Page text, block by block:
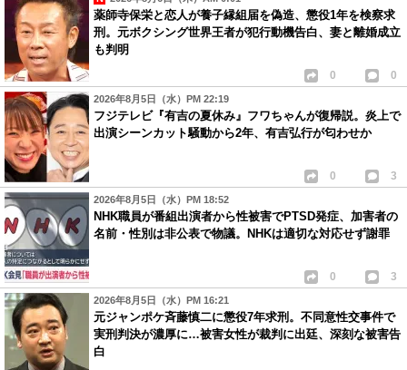
キスマイファンは頭弱いの多いな
1 1
18 匿名 ( 2013年12月31日 2:18 PM )
あのね、NHKは民放じゃないの。
紅白に出るには、それなりにNHKに貢献しなきゃならないの。
去年まで出てたNYCも、今年出るSexyZoneも、
NHKのアニメの主題歌歌って、それなりに貢献してるでしょ？
キスマイがNHKに貢献してるなんて、思わないし思えない。
デビューしてからの年数とか正直関係ない。
もっと下積みしてなさい。
何か結果を残して出場できたほうが、
先輩のバーターで出るより何倍も嬉しいでしょ。
自分たちが応援してるグループが一番だと思う気持ちはわかるけど、
それが全て正解な訳じゃない。
嵐の司会は、5年連続で終わりな感じがする。
バラバラで番宣に出る所を見ていると、そんな気が。
薬師寺保栄と恋人が養子縁組届を偽造、懲役1年を検察求
刑。元ボクシング世界王者が犯行動機告白、妻と離婚成立
も判明
0 0
2026年8月5日（水）PM 22:19
フジテレビ『有吉の夏休み』フワちゃんが復帰説。炎上で
出演シーンカット騒動から2年、有吉弘行が匂わせか
0 3
2026年8月5日（水）PM 18:52
NHK職員が番組出演者から性被害でPTSD発症、加害者の
名前・性別は非公表で物議。NHKは適切な対応せず謝罪
0 3
2026年8月5日（水）PM 16:21
元ジャンポケ斉藤慎二に懲役7年求刑。不同意性交事件で
実刑判決が濃厚に…被害女性が裁判に出廷、深刻な被害告
白